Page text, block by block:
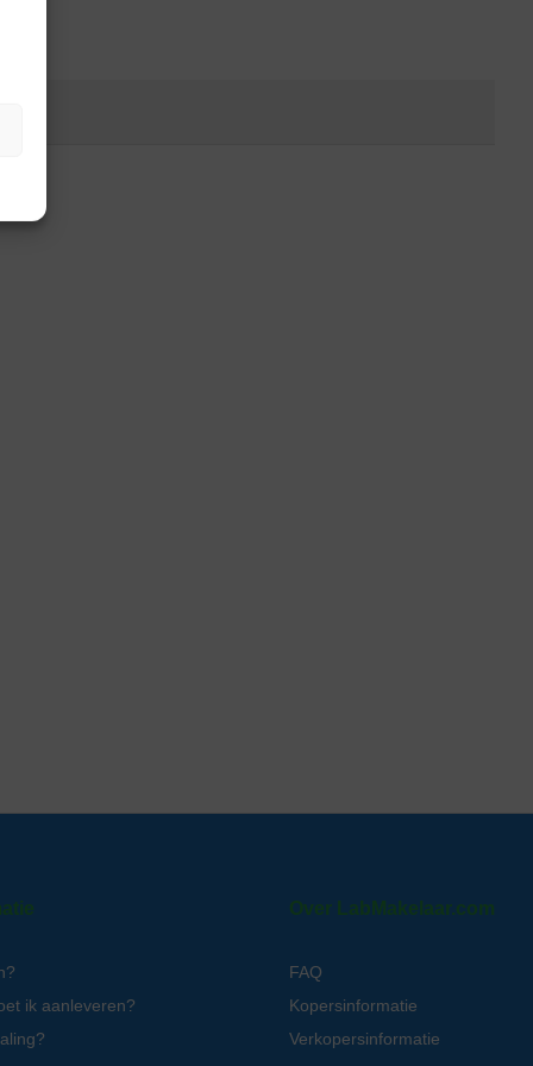
ik aanleveren?
Over LabMakelaar.com
FAQ
Kopersinformatie
Verkopersinformatie